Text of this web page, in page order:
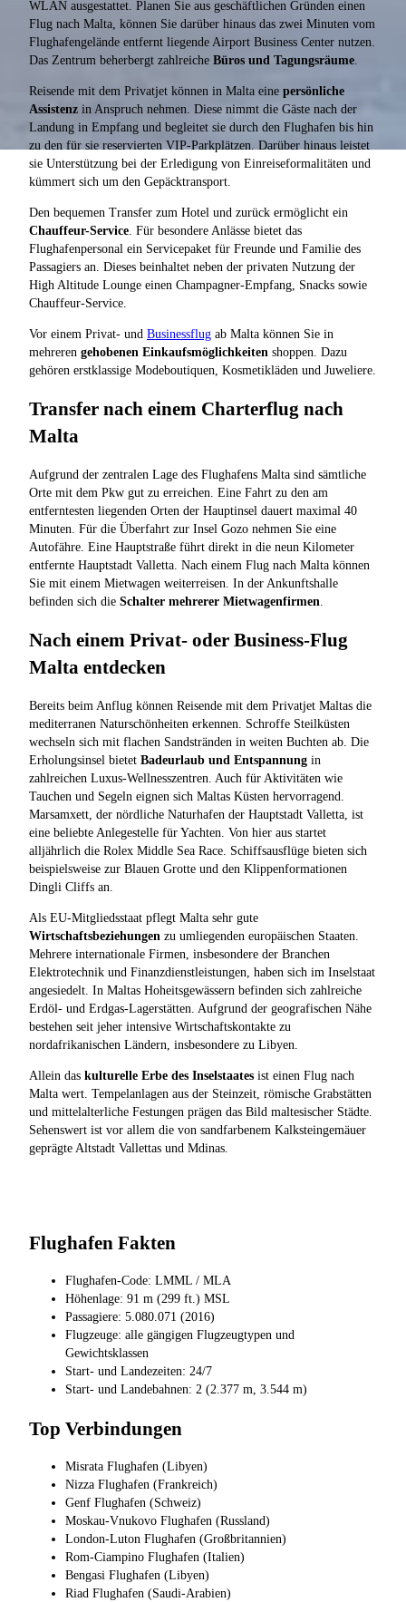
WLAN ausgestattet. Planen Sie aus geschäftlichen Gründen einen
Flug nach Malta, können Sie darüber hinaus das zwei Minuten vom
Flughafengelände entfernt liegende Airport Business Center nutzen.
Das Zentrum beherbergt zahlreiche Büros und Tagungsräume
Reisende mit dem Privatjet können in Malta eine persönliche
Assistenz in Anspruch nehmen. Diese nimmt die Gäste nach der
Landung in Empfang und begleitet sie durch den Flughafen bis hin
zu den für sie reservierten VIP-Parkplätzen. Darüber hinaus leistet
sie Unterstützung bei der Erledigung von Einreiseformalitäten und
kümmert sich um den Gepäcktransport.
Den bequemen Transfer zum Hotel und zurück ermöglicht ein
Chauffeur-Service . Für besondere Anlässe bietet das
Flughafenpersonal ein Servicepaket für Freunde und Familie des
Passagiers an. Dieses beinhaltet neben der privaten Nutzung der
High Altitude Lounge einen Champagner-Empfang, Snacks sowie
Chauffeur-Service.
Vor einem Privat- und Businessflug ab Malta können Sie in
mehreren gehobenen Einkaufsmöglichkeiten shoppen. Dazu
gehören erstklassige Modeboutiquen, Kosmetikläden und Juweliere.
Transfer nach einem Charterflug nach
Malta
Aufgrund der zentralen Lage des Flughafens Malta sind sämtliche
Orte mit dem Pkw gut zu erreichen. Eine Fahrt zu den am
entferntesten liegenden Orten der Hauptinsel dauert maximal 40
Minuten. Für die Überfahrt zur Insel Gozo nehmen Sie eine
Autofähre. Eine Hauptstraße führt direkt in die neun Kilometer
entfernte Hauptstadt Valletta. Nach einem Flug nach Malta können
Sie mit einem Mietwagen weiterreisen. In der Ankunftshalle
befinden sich die Schalter mehrerer Mietwagenfirmen
Nach einem Privat- oder Business-Flug
Malta entdecken
Bereits beim Anflug können Reisende mit dem Privatjet Maltas die
mediterranen Naturschönheiten erkennen. Schroffe Steilküsten
wechseln sich mit flachen Sandstränden in weiten Buchten ab. Die
Erholungsinsel bietet Badeurlaub und Entspannung in
zahlreichen Luxus-Wellnesszentren. Auch für Aktivitäten wie
Tauchen und Segeln eignen sich Maltas Küsten hervorragend.
Marsamxett, der nördliche Naturhafen der Hauptstadt Valletta, ist
eine beliebte Anlegestelle für Yachten. Von hier aus startet
alljährlich die Rolex Middle Sea Race. Schiffsausflüge bieten sich
beispielsweise zur Blauen Grotte und den Klippenformationen
Dingli Cliffs an.
Als EU-Mitgliedsstaat pflegt Malta sehr gute
Wirtschaftsbeziehungen zu umliegenden europäischen Staaten.
Mehrere internationale Firmen, insbesondere der Branchen
Elektrotechnik und Finanzdienstleistungen, haben sich im Inselstaat
angesiedelt. In Maltas Hoheitsgewässern befinden sich zahlreiche
Erdöl- und Erdgas-Lagerstätten. Aufgrund der geografischen Nähe
bestehen seit jeher intensive Wirtschaftskontakte zu
nordafrikanischen Ländern, insbesondere zu Libyen.
Allein das kulturelle Erbe des Inselstaates ist einen Flug nach
Malta wert. Tempelanlagen aus der Steinzeit, römische Grabstätten
und mittelalterliche Festungen prägen das Bild maltesischer Städte.
Sehenswert ist vor allem die von sandfarbenem Kalksteingemäuer
geprägte Altstadt Vallettas und Mdinas.
Flughafen Fakten
Flughafen-Code: LMML / MLA
Höhenlage: 91 m (299 ft.) MSL
Passagiere: 5.080.071 (2016)
Flugzeuge: alle gängigen Flugzeugtypen und
Gewichtsklassen
Start- und Landezeiten: 24/7
Start- und Landebahnen: 2 (2.377 m, 3.544 m)
Top Verbindungen
Misrata Flughafen (Libyen)
Nizza Flughafen (Frankreich)
Genf Flughafen (Schweiz)
Moskau-Vnukovo Flughafen (Russland)
London-Luton Flughafen (Großbritannien)
Rom-Ciampino Flughafen (Italien)
Bengasi Flughafen (Libyen)
Riad Flughafen (Saudi-Arabien)